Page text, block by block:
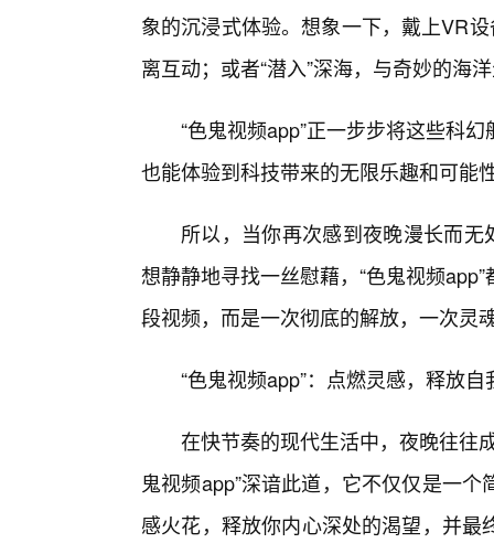
象的沉浸式体验。想象一下，戴上VR
离互动；或者“潜入”深海，与奇妙的海
“色鬼视频app”正一步步将这些科
也能体验到科技带来的无限乐趣和可能
所以，当你再次感到夜晚漫长而
想静静地寻找一丝慰藉，“色鬼视频
段视频，而是一次彻底的解放，一次灵
“色鬼视频app”：点燃灵感，释放
在快节奏的现代生活中，夜晚往往
鬼视频app”深谙此道，它不仅仅是一
感火花，释放你内心深处的渴望，并